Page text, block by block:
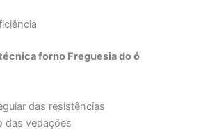
forno Freguesia do ó
das resistências
das vedações